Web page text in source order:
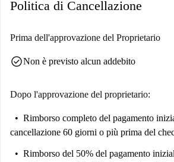
Politica di Cancellazione
Prima dell'approvazione del Proprietario
check_circleNon è previsto alcun addebito
Dopo l'approvazione del proprietario:
Rimborso completo del pagamento
cancellazione 60 giorni o più prima del
Rimborso del 50% del pagamento